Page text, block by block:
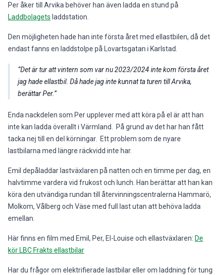
Per åker till Arvika behöver han även ladda en stund på
Laddbolagets laddstation.
Den möjligheten hade han inte första året med ellastbilen, då det
endast fanns en laddstolpe på Lovartsgatan i Karlstad.
Det är tur att vintern som var nu 2023/2024 inte kom första året
jag hade ellastbil. Då hade jag inte kunnat ta turen till Arvika,
berättar Per.
Enda nackdelen som Per upplever med att köra på el är att han
inte kan ladda överallt i Värmland. På grund av det har han fått
tacka nej till en del körningar. Ett problem som de nyare
lastbilarna med längre räckvidd inte har.
Emil depåladdar lastväxlaren på natten och en timme per dag, en
halvtimme vardera vid frukost och lunch. Han berättar att han kan
köra den utvändiga rundan till återvinningscentralerna Hammarö,
Molkom, Vålberg och Väse med full last utan att behöva ladda
emellan.
Här finns en film med Emil, Per, El-Louise och ellastväxlaren: De
kör LBC Frakts ellastbilar
Har du frågor om elektrifierade lastbilar eller om laddning för tung